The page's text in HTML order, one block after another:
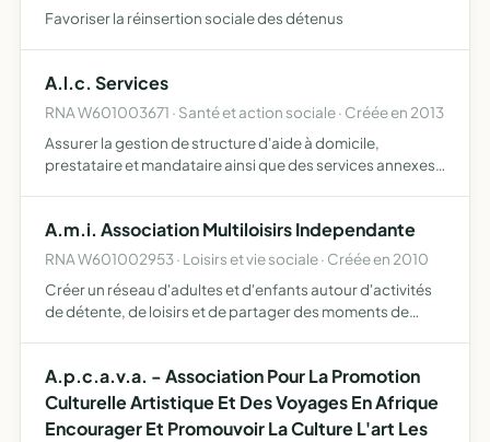
Favoriser la réinsertion sociale des détenus
A.l.c. Services
RNA W601003671 · Santé et action sociale · Créée en 2013
Assurer la gestion de structure d'aide à domicile,
prestataire et mandataire ainsi que des services annexes
A.m.i. Association Multiloisirs Independante
RNA W601002953 · Loisirs et vie sociale · Créée en 2010
Créer un réseau d'adultes et d'enfants autour d'activités
de détente, de loisirs et de partager des moments de
A.p.c.a.v.a. - Association Pour La Promotion
Culturelle Artistique Et Des Voyages En Afrique
Encourager Et Promouvoir La Culture L'art Les